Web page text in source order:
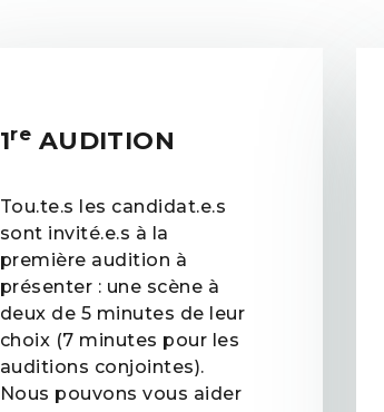
1re AUDITION
Tou.te.s les candidat.e.s
sont invité.e.s à la
première audition à
présenter : une scène à
deux de 5 minutes de leur
choix (7 minutes pour les
auditions conjointes).
Nous pouvons vous aider